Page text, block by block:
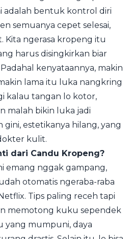
adalah bentuk kontrol diri
semuanya cepet selesai,
Kita ngerasa kropeng itu
harus disingkirkan biar
kenyataannya, makin
lama itu luka nangkring
kalau tangan lo kotor,
malah bikin luka jadi
gini, estetikanya hilang, yang
kulit.
dari Candu Kropeng?
emang nggak gampang,
otomatis ngeraba-raba
Tips paling receh tapi
memotong kuku sependek
yang mumpuni, daya